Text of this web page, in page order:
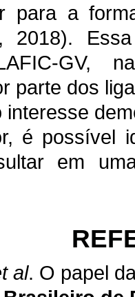
para a
2018).
GV,
parte dos
interesse
é possível
em
al. O papel